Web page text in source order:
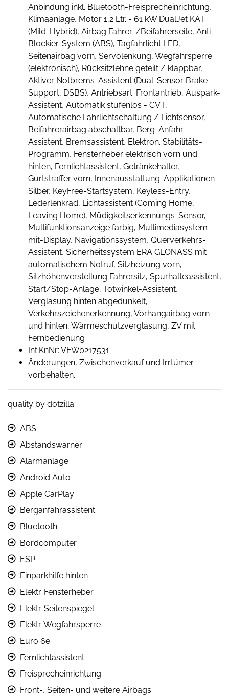
Anbindung inkl. Bluetooth-Freisprecheinrichtung,
Klimaanlage, Motor 1,2 Ltr. - 61 kW DualJet KAT
(Mild-Hybrid), Airbag Fahrer-/Beifahrerseite, Anti-
Blockier-System (ABS), Tagfahrlicht LED,
Seitenairbag vorn, Servolenkung, Wegfahrsperre
(elektronisch), Rücksitzlehne geteilt / klappbar,
Aktiver Notbrems-Assistent (Dual-Sensor Brake
Support, DSBS), Antriebsart: Frontantrieb, Auspark-
Assistent, Automatik stufenlos - CVT,
Automatische Fahrlichtschaltung / Lichtsensor,
Beifahrerairbag abschaltbar, Berg-Anfahr-
Assistent, Bremsassistent, Elektron. Stabilitäts-
Programm, Fensterheber elektrisch vorn und
hinten, Fernlichtassistent, Getränkehalter,
Gurtstraffer vorn, Innenausstattung: Applikationen
Silber, KeyFree-Startsystem, Keyless-Entry,
Lederlenkrad, Lichtassistent (Coming Home,
Leaving Home), Müdigkeitserkennungs-Sensor,
Multifunktionsanzeige farbig, Multimediasystem
mit-Display, Navigationssystem, Querverkehrs-
Assistent, Sicherheitssystem ERA GLONASS mit
automatischem Notruf, Sitzheizung vorn,
Sitzhöhenverstellung Fahrersitz, Spurhalteassistent,
Start/Stop-Anlage, Totwinkel-Assistent,
Verglasung hinten abgedunkelt,
Verkehrszeichenerkennung, Vorhangairbag vorn
und hinten, Wärmeschutzverglasung, ZV mit
Fernbedienung
Int.KnNr: VFW0217531
Änderungen, Zwischenverkauf und Irrtümer
vorbehalten.
quality by dotzilla
ABS
Abstandswarner
Alarmanlage
Android Auto
Apple CarPlay
Berganfahrassistent
Bluetooth
Bordcomputer
ESP
Einparkhilfe hinten
Elektr. Fensterheber
Elektr. Seitenspiegel
Elektr. Wegfahrsperre
Euro 6e
Fernlichtassistent
Freisprecheinrichtung
Front-, Seiten- und weitere Airbags